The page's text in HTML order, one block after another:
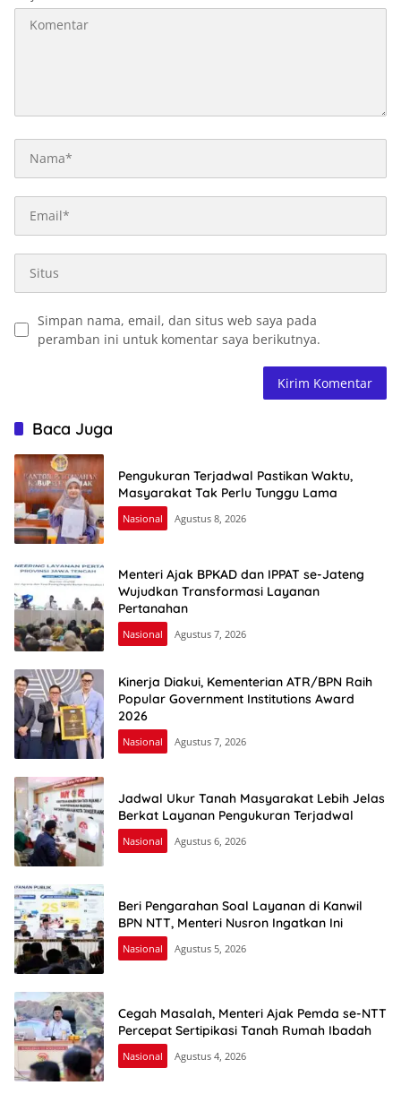
Simpan nama, email, dan situs web saya pada
peramban ini untuk komentar saya berikutnya.
Baca Juga
Pengukuran Terjadwal Pastikan Waktu,
Masyarakat Tak Perlu Tunggu Lama
Nasional Agustus 8, 2026
Menteri Ajak BPKAD dan IPPAT se-Jateng
Wujudkan Transformasi Layanan
Pertanahan
Nasional Agustus 7, 2026
Kinerja Diakui, Kementerian ATR/BPN Raih
Popular Government Institutions Award
2026
Nasional Agustus 7, 2026
Jadwal Ukur Tanah Masyarakat Lebih Jelas
Berkat Layanan Pengukuran Terjadwal
Nasional Agustus 6, 2026
Beri Pengarahan Soal Layanan di Kanwil
BPN NTT, Menteri Nusron Ingatkan Ini
Nasional Agustus 5, 2026
Cegah Masalah, Menteri Ajak Pemda se-NTT
Percepat Sertipikasi Tanah Rumah Ibadah
Nasional Agustus 4, 2026